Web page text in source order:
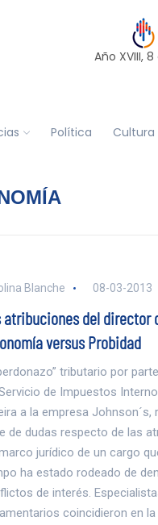
Año XVIII, 8
Política Cultura
Blanche 08-03-2013
atribuciones del director
versus Probidad
tributario por
de Impuestos
a la empresa Johnson´s,
de dudas respecto de las
jurídico de un cargo
ha estado rodeado de
de interés.
coincidieron en la